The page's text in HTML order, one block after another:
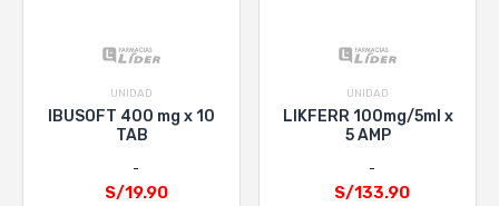
UNIDAD
IBUSOFT 400 mg x 10
TAB
S/19.90
UNIDAD
LIKFERR 100mg/5ml x
5 AMP
S/133.90